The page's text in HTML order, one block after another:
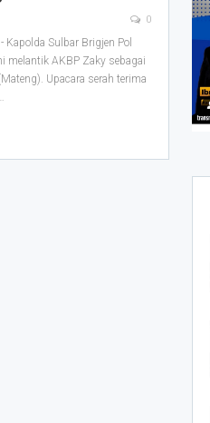
0
Kapolda Sulbar Brigjen Pol
melantik AKBP Zaky sebagai
Upacara serah terima